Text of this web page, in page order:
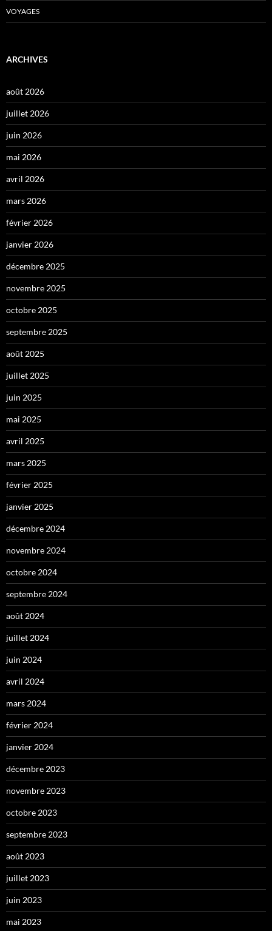
VOYAGES
ARCHIVES
août 2026
juillet 2026
juin 2026
mai 2026
avril 2026
mars 2026
février 2026
janvier 2026
décembre 2025
novembre 2025
octobre 2025
septembre 2025
août 2025
juillet 2025
juin 2025
mai 2025
avril 2025
mars 2025
février 2025
janvier 2025
décembre 2024
novembre 2024
octobre 2024
septembre 2024
août 2024
juillet 2024
juin 2024
avril 2024
mars 2024
février 2024
janvier 2024
décembre 2023
novembre 2023
octobre 2023
septembre 2023
août 2023
juillet 2023
juin 2023
mai 2023